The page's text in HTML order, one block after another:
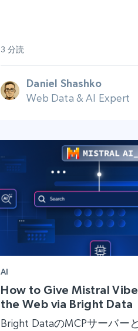
3 分読
Daniel Shashko
Web Data & AI Expert
AI
How to Give Mistral
the Web via Bright Data
Bright DataのMCPサーバー